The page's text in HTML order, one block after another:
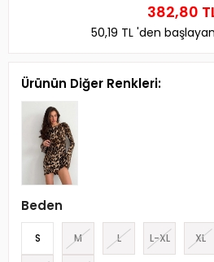
382,80
50,19 TL 'den
Ürünün Diğer Renkleri:
Beden
S M L L-XL XL